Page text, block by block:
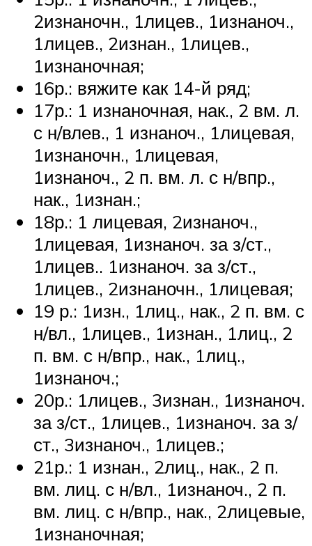
2изнаночн., 1лицев., 1изнаноч.,
1лицев., 2изнан., 1лицев.,
1изнаночная;
16р.: вяжите как 14-й ряд;
17р.: 1 изнаночная, нак., 2 вм. л.
с н/влев., 1 изнаноч., 1лицевая,
1изнаночн., 1лицевая,
1изнаноч., 2 п. вм. л. с н/впр.,
нак., 1изнан.;
18р.: 1 лицевая, 2изнаноч.,
1лицевая, 1изнаноч. за з/ст.,
1лицев.. 1изнаноч. за з/ст.,
1лицев., 2изнаночн., 1лицевая;
19 р.: 1изн., 1лиц., нак., 2 п. вм. с
н/вл., 1лицев., 1изнан., 1лиц., 2
п. вм. с н/впр., нак., 1лиц.,
1изнаноч.;
20р.: 1лицев., 3изнан., 1изнаноч.
за з/ст., 1лицев., 1изнаноч. за з/
ст., 3изнаноч., 1лицев.;
21р.: 1 изнан., 2лиц., нак., 2 п.
вм. лиц. с н/вл., 1изнаноч., 2 п.
вм. лиц. с н/впр., нак., 2лицевые,
1изнаночная;